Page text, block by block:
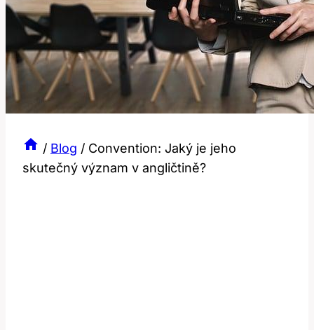
/ Blog / Convention: Jaký je jeho
skutečný význam v angličtině?